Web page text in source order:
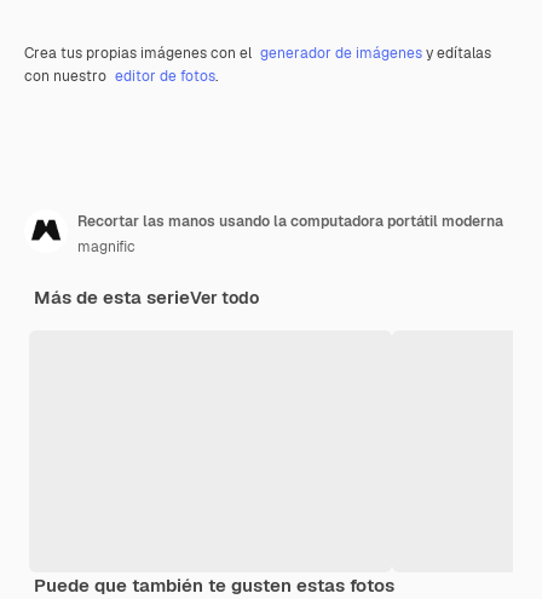
Crea tus propias imágenes con el generador de imágenesy edítalas
con nuestro editor de fotos.
Recortar las manos usando la computadora portátil moderna
magnific
Más de esta serieVer todo
Puede que también te gusten estas fotos